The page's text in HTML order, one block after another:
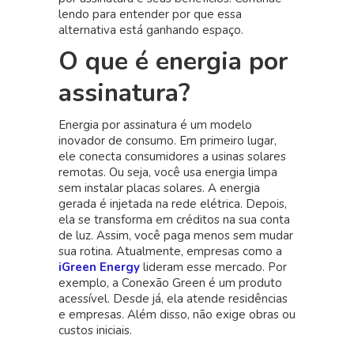
lendo para entender por que essa
alternativa está ganhando espaço.
O que é energia por
assinatura?
Energia por assinatura é um modelo
inovador de consumo. Em primeiro lugar,
ele conecta consumidores a usinas solares
remotas. Ou seja, você usa energia limpa
sem instalar placas solares. A energia
gerada é injetada na rede elétrica. Depois,
ela se transforma em créditos na sua conta
de luz. Assim, você paga menos sem mudar
sua rotina. Atualmente, empresas como a
iGreen Energy lideram esse mercado. Por
exemplo, a Conexão Green é um produto
acessível. Desde já, ela atende residências
e empresas. Além disso, não exige obras ou
custos iniciais.